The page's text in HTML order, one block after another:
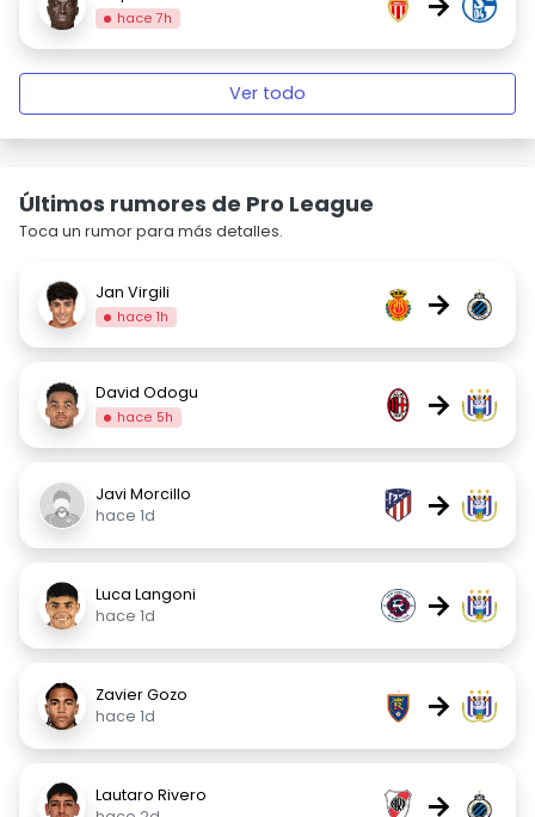
hace 7h
Ver todo
Últimos rumores de Pro League
Toca un rumor para más detalles.
Jan Virgili
hace 1h →
David Odogu
hace 5h →
Javi Morcillo
hace 1d
→
Luca Langoni
hace 1d
→
Zavier Gozo
hace 1d
→
Lautaro Rivero
→